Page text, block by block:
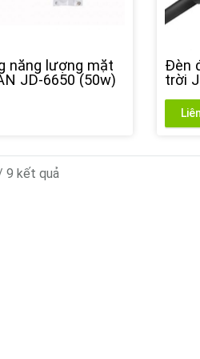
năng lượng mặt
JD-6650 (50w)
Đèn
trời
9 kết quả